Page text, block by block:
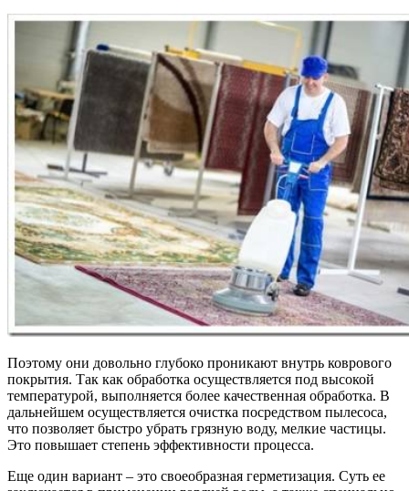
Поэтому они довольно глубоко проникают внутрь коврового
покрытия. Так как обработка осуществляется под высокой
температурой, выполняется более качественная обработка. В
дальнейшем осуществляется очистка посредством пылесоса,
что позволяет быстро убрать грязную воду, мелкие частицы.
Это повышает степень эффективности процесса.
Еще один вариант – это своеобразная герметизация. Суть ее